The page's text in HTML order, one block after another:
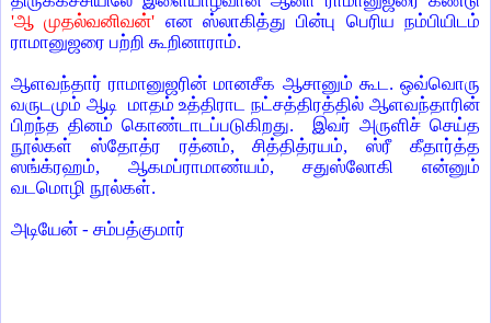
'ஆ முதல்வனிவன்' என ஸ்லாகித்து பின்பு பெரிய நம்பியிடம்
ராமானுஜரை பற்றி கூறினாராம்.
ஆளவந்தார் ராமானுஜரின் மானசீக ஆசானும் கூட. ஒவ்வொரு
வருடமும் ஆடி மாதம் உத்திராட நட்சத்திரத்தில் ஆளவந்தாரின்
பிறந்த தினம் கொண்டாடப்படுகிறது. இவர் அருளிச் செய்த
நூல்கள் ஸ்தோத்ர ரத்னம்,சித்தித்ரயம்,ஸ்ரீ கீதார்த்த
ஸங்க்ரஹம், ஆகமப்ராமாண்யம், சதுஸ்லோகி என்னும்
வடமொழி நூல்கள்.
அடியேன் - சம்பத்குமார்